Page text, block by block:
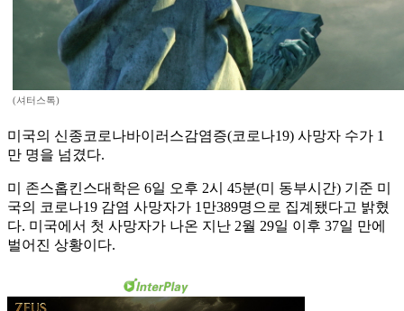
(셔터스톡)
미국의 신종코로나바이러스감염증(코로나19) 사망자 수가 1
만 명을 넘겼다.
미 존스홉킨스대학은 6일 오후 2시 45분(미 동부시간) 기준 미
국의 코로나19 감염 사망자가 1만389명으로 집계됐다고 밝혔
다. 미국에서 첫 사망자가 나온 지난 2월 29일 이후 37일 만에
벌어진 상황이다.